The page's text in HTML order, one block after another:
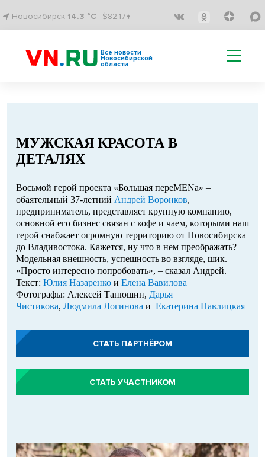
Новосибирск 14.3 °C $82.17↑
Все новости
Новосибирской
области
МУЖСКАЯ КРАСОТА В
ДЕТАЛЯХ
Восьмой герой проекта «Большая переMENа» –
обаятельный 37-летний Андрей Воронков,
предприниматель, представляет крупную компанию,
основной его бизнес связан с кофе и чаем, которыми наш
герой снабжает огромную территорию от Новосибирска
до Владивостока. Кажется, ну что в нем преображать?
Модельная внешность, успешность во взгляде, шик.
«Просто интересно попробовать», – сказал Андрей.
Текст: Юлия Назаренко и Елена Вавилова
Фотографы: Алексей Танюшин, Дарья
Чистикова, Людмила Логинова и Екатерина Павлицкая
СТАТЬ ПАРТНЁРОМ
СТАТЬ УЧАСТНИКОМ